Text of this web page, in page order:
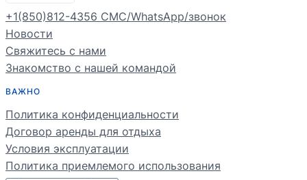
EN
ES
PT
FR
DE
NL
+1(850)812-4356 СМС/WhatsApp/звонок
Новости
Свяжитесь с нами
Знакомство с нашей командой
ВАЖНО
Политика конфиденциальности
Договор аренды для отдыха
Условия эксплуатации
Политика приемлемого использования